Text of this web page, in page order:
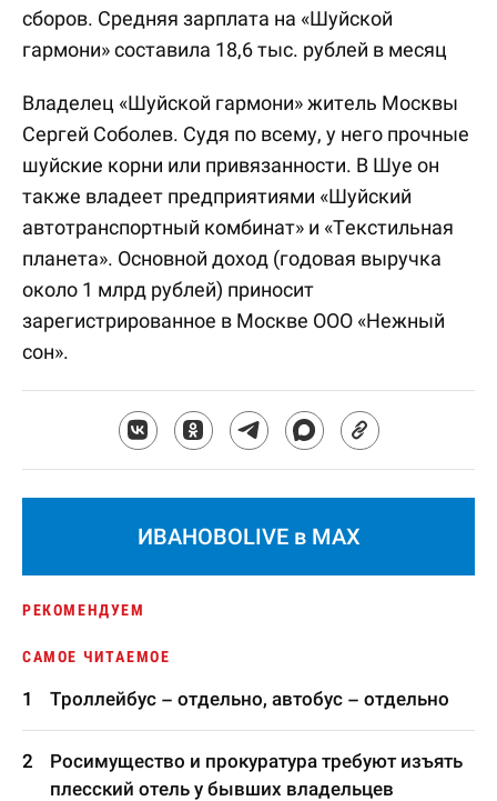
сборов. Средняя зарплата на «Шуйской
гармони» составила 18,6 тыс. рублей в месяц
Владелец «Шуйской гармони» житель Москвы
Сергей Соболев. Судя по всему, у него прочные
шуйские корни или привязанности. В Шуе он
также владеет предприятиями «Шуйский
автотранспортный комбинат» и «Текстильная
планета». Основной доход (годовая выручка
около 1 млрд рублей) приносит
зарегистрированное в Москве ООО «Нежный
сон».
ИВАНОВОLIVE в MAX
РЕКОМЕНДУЕМ
САМОЕ ЧИТАЕМОЕ
Троллейбус – отдельно, автобус – отдельно
Росимущество и прокуратура требуют изъять
плесский отель у бывших владельцев